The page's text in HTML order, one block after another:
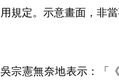
用規定。示意畫面，非
吳宗憲無奈地表示：「